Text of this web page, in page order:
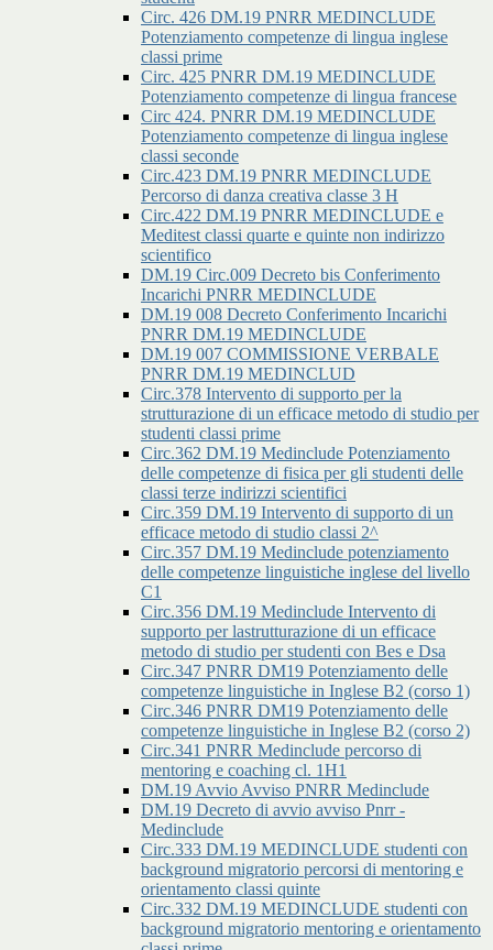
Circ. 426 DM.19 PNRR MEDINCLUDE
Potenziamento competenze di lingua inglese
classi prime
Circ. 425 PNRR DM.19 MEDINCLUDE
Potenziamento competenze di lingua francese
Circ 424. PNRR DM.19 MEDINCLUDE
Potenziamento competenze di lingua inglese
classi seconde
Circ.423 DM.19 PNRR MEDINCLUDE
Percorso di danza creativa classe 3 H
Circ.422 DM.19 PNRR MEDINCLUDE e
Meditest classi quarte e quinte non indirizzo
scientifico
DM.19 Circ.009 Decreto bis Conferimento
Incarichi PNRR MEDINCLUDE
DM.19 008 Decreto Conferimento Incarichi
PNRR DM.19 MEDINCLUDE
DM.19 007 COMMISSIONE VERBALE
PNRR DM.19 MEDINCLUD
Circ.378 Intervento di supporto per la
strutturazione di un efficace metodo di studio per
studenti classi prime
Circ.362 DM.19 Medinclude Potenziamento
delle competenze di fisica per gli studenti delle
classi terze indirizzi scientifici
Circ.359 DM.19 Intervento di supporto di un
efficace metodo di studio classi 2^
Circ.357 DM.19 Medinclude potenziamento
delle competenze linguistiche inglese del livello
C1
Circ.356 DM.19 Medinclude Intervento di
supporto per lastrutturazione di un efficace
metodo di studio per studenti con Bes e Dsa
Circ.347 PNRR DM19 Potenziamento delle
competenze linguistiche in Inglese B2 (corso 1)
Circ.346 PNRR DM19 Potenziamento delle
competenze linguistiche in Inglese B2 (corso 2)
Circ.341 PNRR Medinclude percorso di
mentoring e coaching cl. 1H1
DM.19 Avvio Avviso PNRR Medinclude
DM.19 Decreto di avvio avviso Pnrr -
Medinclude
Circ.333 DM.19 MEDINCLUDE studenti con
background migratorio percorsi di mentoring e
orientamento classi quinte
Circ.332 DM.19 MEDINCLUDE studenti con
background migratorio mentoring e orientamento